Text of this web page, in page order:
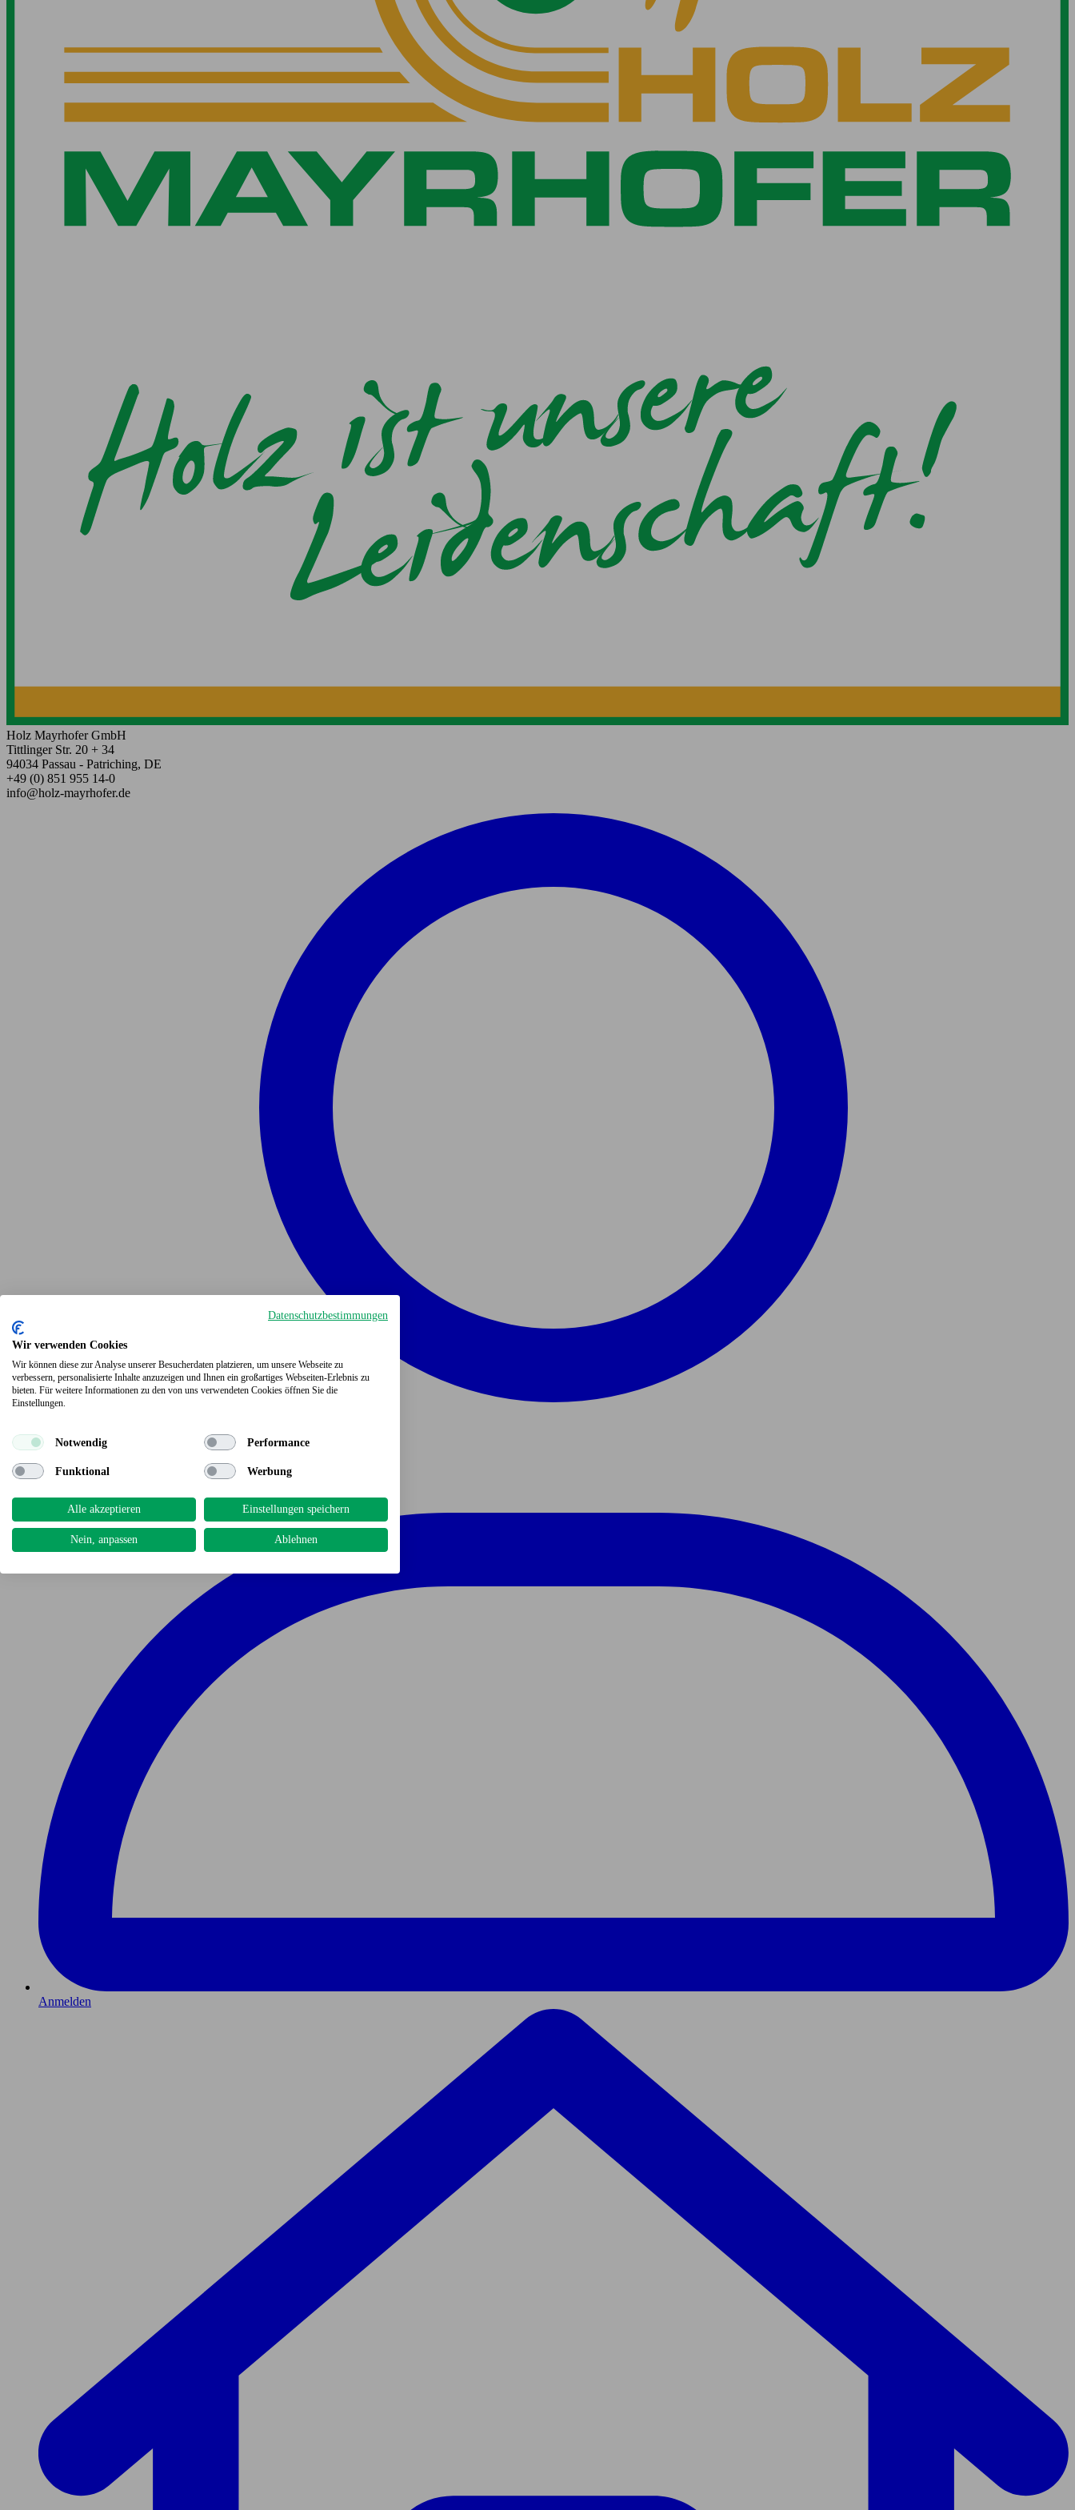
Holz Mayrhofer GmbH
Tittlinger Str. 20 + 34
94034 Passau - Patriching, DE
+49 (0) 851 955 14-0
info@holz-mayrhofer.de
Anmelden
Datenschutzbestimmungen
Wir verwenden Cookies
Wir können diese zur Analyse unserer Besucherdaten platzieren, um unsere Webseite zu
verbessern, personalisierte Inhalte anzuzeigen und Ihnen ein großartiges Webseiten-Erlebnis zu
bieten. Für weitere Informationen zu den von uns verwendeten Cookies öffnen Sie die
Einstellungen.
Notwendig Performance
Funktional Werbung
Alle akzeptieren Einstellungen speichern
Nein, anpassen Ablehnen